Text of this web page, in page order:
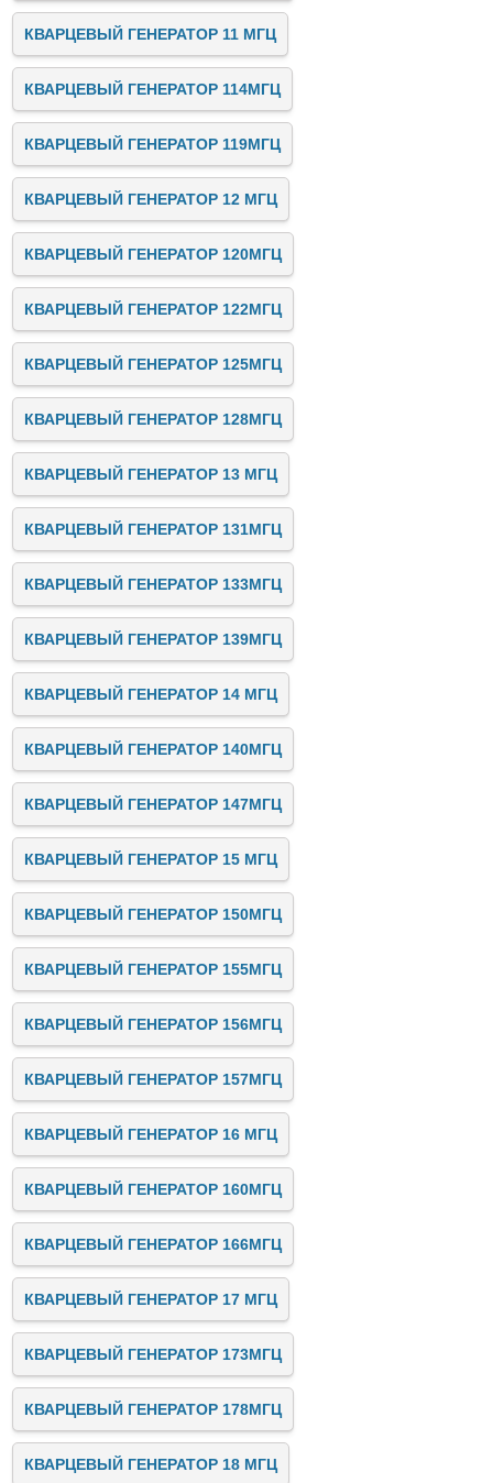
КВАРЦЕВЫЙ ГЕНЕРАТОР 11 МГЦ
КВАРЦЕВЫЙ ГЕНЕРАТОР 114МГЦ
КВАРЦЕВЫЙ ГЕНЕРАТОР 119МГЦ
КВАРЦЕВЫЙ ГЕНЕРАТОР 12 МГЦ
КВАРЦЕВЫЙ ГЕНЕРАТОР 120МГЦ
КВАРЦЕВЫЙ ГЕНЕРАТОР 122МГЦ
КВАРЦЕВЫЙ ГЕНЕРАТОР 125МГЦ
КВАРЦЕВЫЙ ГЕНЕРАТОР 128МГЦ
КВАРЦЕВЫЙ ГЕНЕРАТОР 13 МГЦ
КВАРЦЕВЫЙ ГЕНЕРАТОР 131МГЦ
КВАРЦЕВЫЙ ГЕНЕРАТОР 133МГЦ
КВАРЦЕВЫЙ ГЕНЕРАТОР 139МГЦ
КВАРЦЕВЫЙ ГЕНЕРАТОР 14 МГЦ
КВАРЦЕВЫЙ ГЕНЕРАТОР 140МГЦ
КВАРЦЕВЫЙ ГЕНЕРАТОР 147МГЦ
КВАРЦЕВЫЙ ГЕНЕРАТОР 15 МГЦ
КВАРЦЕВЫЙ ГЕНЕРАТОР 150МГЦ
КВАРЦЕВЫЙ ГЕНЕРАТОР 155МГЦ
КВАРЦЕВЫЙ ГЕНЕРАТОР 156МГЦ
КВАРЦЕВЫЙ ГЕНЕРАТОР 157МГЦ
КВАРЦЕВЫЙ ГЕНЕРАТОР 16 МГЦ
КВАРЦЕВЫЙ ГЕНЕРАТОР 160МГЦ
КВАРЦЕВЫЙ ГЕНЕРАТОР 166МГЦ
КВАРЦЕВЫЙ ГЕНЕРАТОР 17 МГЦ
КВАРЦЕВЫЙ ГЕНЕРАТОР 173МГЦ
КВАРЦЕВЫЙ ГЕНЕРАТОР 178МГЦ
КВАРЦЕВЫЙ ГЕНЕРАТОР 18 МГЦ